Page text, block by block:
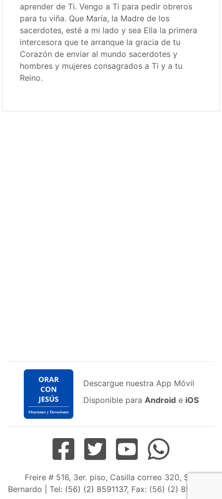
aprender de Ti. Vengo a Ti para pedir obreros
para tu viña. Que María, la Madre de los
sacerdotes, esté a mi lado y sea Ella la primera
intercesora que te arranque la gracia de tu
Corazón de enviar al mundo sacerdotes y
hombres y mujeres consagrados a Ti y a tu
Reino.
Descargue nuestra App Móvil
Disponible para Android e iOS
Freire # 516, 3er. piso, Casilla correo 320, San
Bernardo | Tel: (56) (2) 8591137, Fax: (56) (2) 8598163